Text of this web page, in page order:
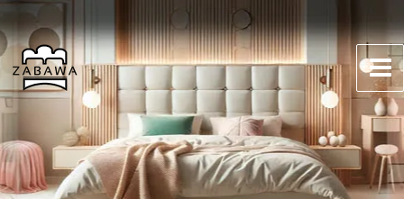
Перейти
к
содержимому